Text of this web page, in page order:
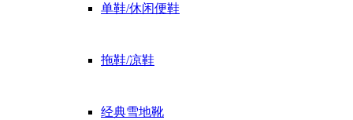
单鞋/休闲便鞋
拖鞋/凉鞋
经典雪地靴